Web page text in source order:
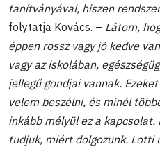
tanítványával, hiszen
folytatja Kovács. – Látom,
éppen rossz vagy jó kedve
vagy az iskolában,
jellegű gondjai vannak.
velem beszélni, és minél
inkább mélyül ez a
tudjuk, miért dolgozunk. Lotti